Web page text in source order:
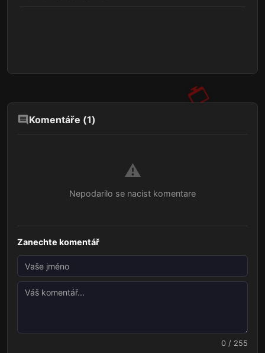
Komentáře (1)
⚠️
Nepodarilo se nacist komentare
Zanechte komentář
0 / 255